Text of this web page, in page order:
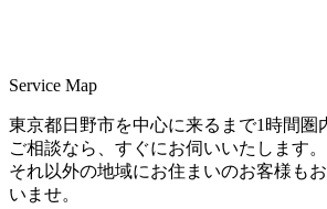
Service Map
東京都日野市を中心に来るまで1時間圏
ご相談なら、すぐにお伺いいたします。
それ以外の地域にお住まいのお客様も
いませ。